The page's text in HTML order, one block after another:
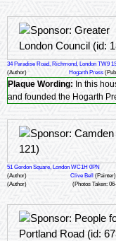
34 Paradise Road, Richmond, London TW9
(Author)
Hogarth Press
Plaque Wording: In this
and founded the Hogarth
51 Gordon Square, London WC1H 0PN
(Author)
Clive Bell (Painter)
(Author)
(Photos Taken: